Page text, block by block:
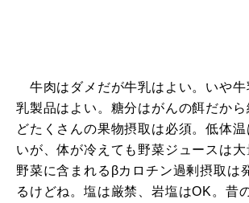
牛肉はダメだが牛乳はよい。いや牛
乳製品はよい。糖分はがんの餌だか
どたくさんの果物摂取は必須。低体
いが、体が冷えても野菜ジュースは大
野菜に含まれるβカロチン過剰摂取は
るけどね。塩は厳禁、岩塩はOK。昔